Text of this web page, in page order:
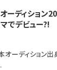
ーディション
でデビュー?!
ーディション出